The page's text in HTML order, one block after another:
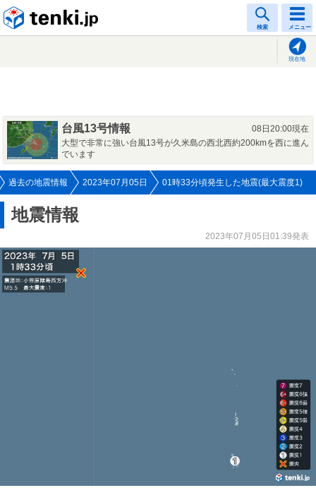
検索 メニュー
現在地
台風13号情報
08日20:00現在
大型で非常に強い台風13号が久米島の西北西約200kmを西に進ん
でいます
過去の地震情報 2023年07月05日 01時33分頃発生した地震(最大震度1)
地震情報
2023年07月05日01:39発表